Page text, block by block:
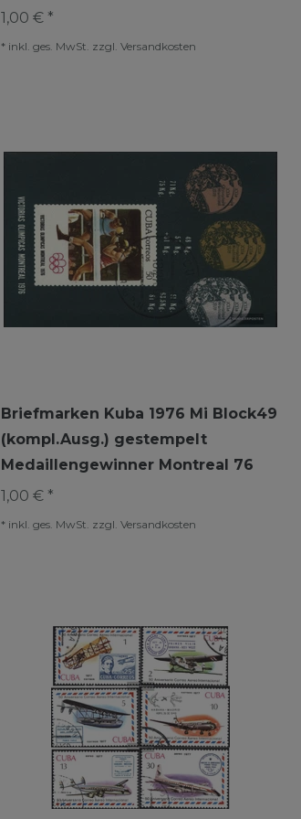
1,00 € *
* inkl. ges. MwSt. zzgl. Versandkosten
Briefmarken Kuba 1976 Mi Block49
(kompl.Ausg.) gestempelt
Medaillengewinner Montreal 76
1,00 € *
* inkl. ges. MwSt. zzgl. Versandkosten